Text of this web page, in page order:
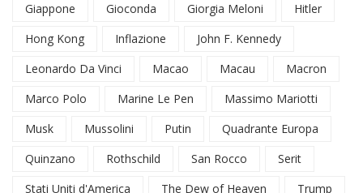
Giappone
Gioconda Giorgia Meloni
Hitler
Hong Kong
Inflazione
John F. Kennedy
Leonardo Da Vinci
Macao Macau
Macron
Marco Polo
Marine Le Pen
Massimo Mariotti
Musk
Mussolini Putin
Quadrante Europa
Quinzano
Rothschild San Rocco
Serit
Stati Uniti d'America
The Dew of Heaven
Trump